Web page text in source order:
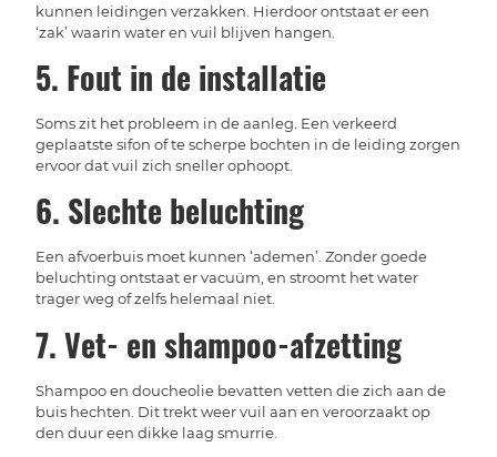
kunnen leidingen verzakken. Hierdoor ontstaat er een
‘zak’ waarin water en vuil blijven hangen.
5. Fout in de installatie
Soms zit het probleem in de aanleg. Een verkeerd
geplaatste sifon of te scherpe bochten in de leiding zorgen
ervoor dat vuil zich sneller ophoopt.
6. Slechte beluchting
Een afvoerbuis moet kunnen ‘ademen’. Zonder goede
beluchting ontstaat er vacuüm, en stroomt het water
trager weg of zelfs helemaal niet.
7. Vet- en shampoo-afzetting
Shampoo en doucheolie bevatten vetten die zich aan de
buis hechten. Dit trekt weer vuil aan en veroorzaakt op
den duur een dikke laag smurrie.